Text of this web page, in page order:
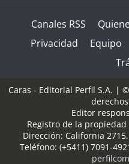
Canales RSS
Privacidad
Equipo
Caras - Editorial Perfil S.A. | ©
Editor
Registro de la
Dirección: California 2715,
Teléfono: (+5411) 7091-